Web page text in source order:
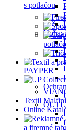
s potlačou
PAYPER
Textil Malfini
Online
a firemné